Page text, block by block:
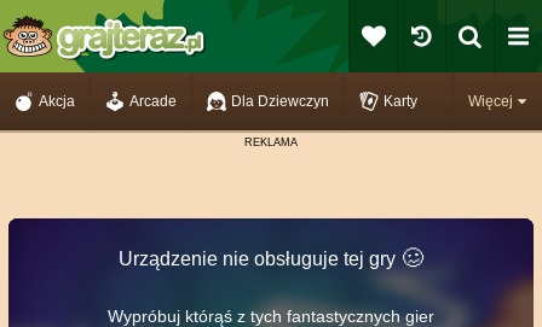
Więcej
Akcja Arcade Dla Dziewczyn Karty
Urządzenie nie obsługuje tej gry 🥴️
Wypróbuj którąś z tych fantastycznych gier